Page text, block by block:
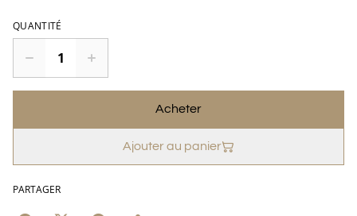
QUANTITÉ
Acheter
Ajouter au panier
PARTAGER